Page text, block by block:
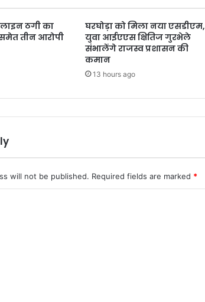
ठगी का
तीन आरोपी
घरघोड़ा को मिला नया एसडीएम,
युवा आईएएस क्षितिज गुरभेले
संभालेंगे राजस्व प्रशासन की
कमान
13 hours ago
will not be published. Required fields are marked *